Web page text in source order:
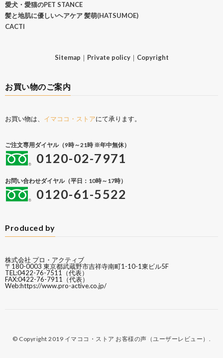
愛犬・愛猫のPET STANCE
髪と地肌に優しいヘアケア 髪萌(HATSUMOE)
CACTI
Sitemap ｜ Private policy｜ Copyright
お買い物のご案内
お買い物は、 イマココ・ストアにて承ります。
ご注文専用ダイヤル（9時～21時 ※年中無休）
0120-02-7971
お問い合わせダイヤル（平日：10時～17時）
0120-61-5522
Produced by
株式会社 プロ・アクティブ
〒180-0003 東京都武蔵野市吉祥寺南町1-10-1東ビル5F
TEL:0422-76-7511（代表）
FAX:0422-76-7911（代表）
Web:https://www.pro-active.co.jp/
© Copyright 2019 イマココ・ストア お客様の声（ユーザーレビュー）